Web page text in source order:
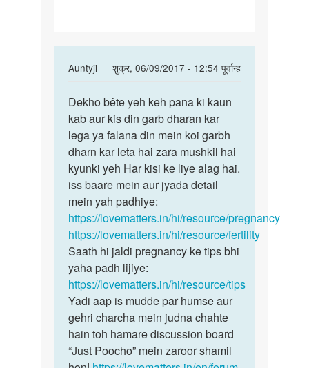
Auntyji
शुक्र, 06/09/2017 - 12:54 पूर्वान्ह
In
to
mene
apne
wife
ko
mc
ke
by
Anonymous
Dekho
bête
yeh
keh
pana
ki
Dekho bête yeh keh pana ki kaun
kab aur kis din garb dharan kar
lega ya falana din mein koi garbh
dharn kar leta hai zara mushkil hai
kyunki yeh Har kisi ke liye alag hai.
iss baare mein aur jyada detail
mein yah padhiye:
https://lovematters.in/hi/resource/pregnancy
https://lovematters.in/hi/resource/fertility
Saath hi jaldi pregnancy ke tips bhi
yaha padh lijiye:
https://lovematters.in/hi/resource/tips
Yadi aap is mudde par humse aur
gehri charcha mein judna chahte
hain toh hamare discussion board
“Just Poocho” mein zaroor shamil